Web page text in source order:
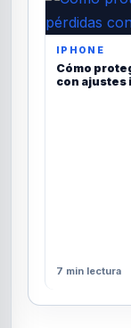
IPHONE
Cómo
con ajustes
7 min lectura